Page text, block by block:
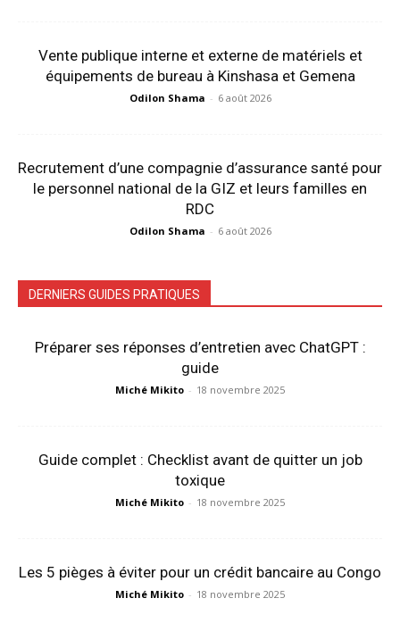
Vente publique interne et externe de matériels et
équipements de bureau à Kinshasa et Gemena
Odilon Shama - 6 août 2026
Recrutement d’une compagnie d’assurance santé pour
le personnel national de la GIZ et leurs familles en
RDC
Odilon Shama - 6 août 2026
DERNIERS GUIDES PRATIQUES
Préparer ses réponses d’entretien avec ChatGPT :
guide
Miché Mikito - 18 novembre 2025
Guide complet : Checklist avant de quitter un job
toxique
Miché Mikito - 18 novembre 2025
Les 5 pièges à éviter pour un crédit bancaire au Congo
Miché Mikito - 18 novembre 2025